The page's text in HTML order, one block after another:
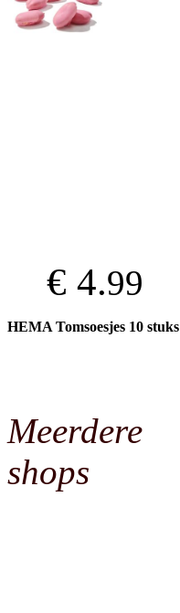
€ 4.99
HEMA Tomsoesjes 10 stuks
Meerdere
shops